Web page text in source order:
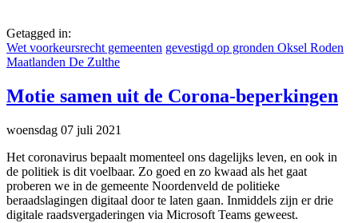
Getagged in:
Wet voorkeursrecht gemeenten gevestigd op gronden Oksel Roden
Maatlanden De Zulthe
Motie samen uit de Corona-beperkingen
woensdag 07 juli 2021
Het coronavirus bepaalt momenteel ons dagelijks leven, en ook in
de politiek is dit voelbaar. Zo goed en zo kwaad als het gaat
proberen we in de gemeente Noordenveld de politieke
beraadslagingen digitaal door te laten gaan. Inmiddels zijn er drie
digitale raadsvergaderingen via Microsoft Teams geweest.